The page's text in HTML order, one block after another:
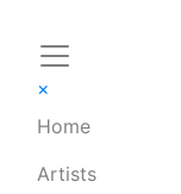
×
Home
Artists